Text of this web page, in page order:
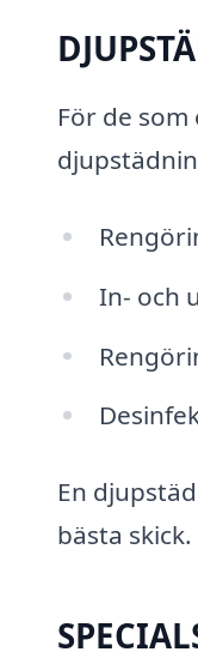
För de
In- och
En
bästa skick.